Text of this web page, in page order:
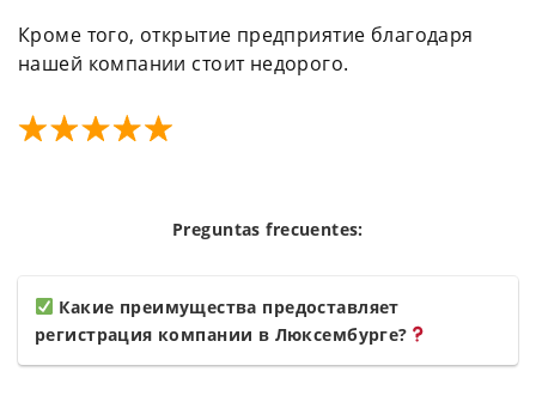
Кроме того, открытие предприятие благодаря
нашей компании стоит недорого.
Preguntas frecuentes:
Какие преимущества предоставляет
регистрация компании в Люксембурге?